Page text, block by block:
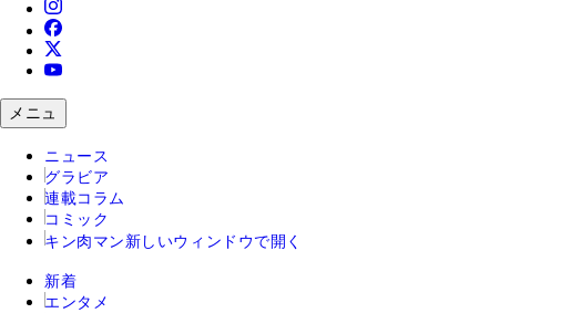
メニュ
ニュース
グラビア
連載コラム
コミック
キン肉マン 新しいウィンドウで開く
新着
エンタメ